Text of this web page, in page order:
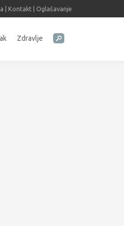
Kontakt Oglašavanje
Zdravlje